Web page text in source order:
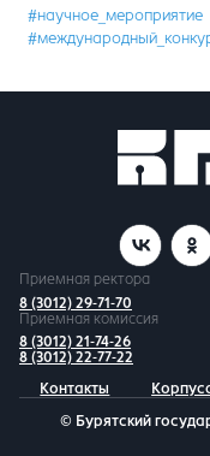
#научное_мероприятие
Приемная ректора
8 (3012) 29-71-70
Приемная комиссия
8 (3012) 21-74-26
8 (3012) 22-77-22
Контакты
© Бурятский